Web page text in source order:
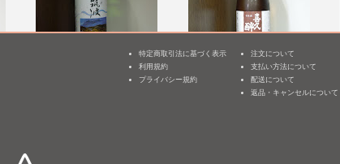
霧筑波 特別純米 火入れ
喜久醉 特別純米
¥ 1,815
特定商取引法に基づく表示
利用規約
プライバシー規約
注文について
支払い方法について
配送について
返品・キャンセルについて